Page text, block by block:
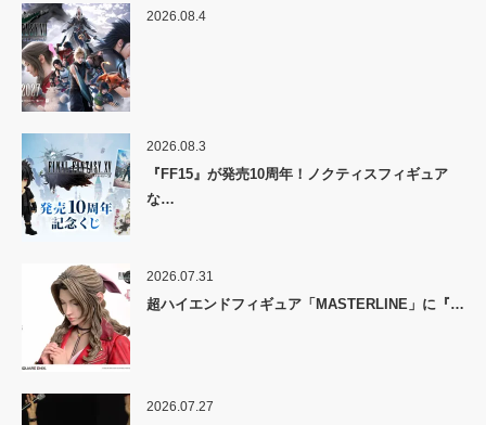
2026.08.4
2026.08.3
『FF15』が発売10周年！ノクティスフィギュア
な…
2026.07.31
超ハイエンドフィギュア「MASTERLINE」に『…
2026.07.27